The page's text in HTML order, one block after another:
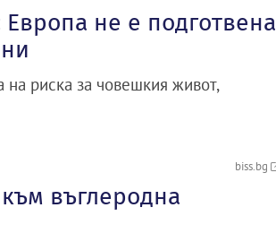
не е подготвена
на риска за човешкия живот,
biss.bg
въглеродна